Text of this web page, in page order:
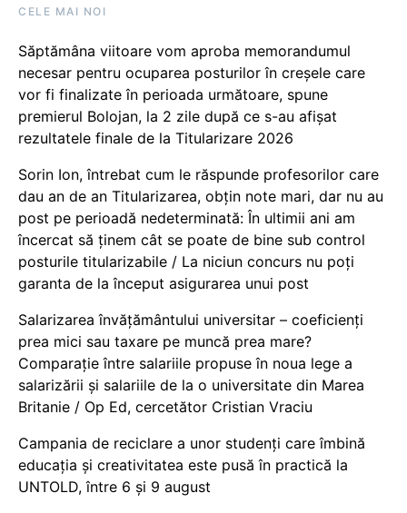
CELE MAI NOI
Săptămâna viitoare vom aproba memorandumul
necesar pentru ocuparea posturilor în creșele care
vor fi finalizate în perioada următoare, spune
premierul Bolojan, la 2 zile după ce s-au afișat
rezultatele finale de la Titularizare 2026
Sorin Ion, întrebat cum le răspunde profesorilor care
dau an de an Titularizarea, obțin note mari, dar nu au
post pe perioadă nedeterminată: În ultimii ani am
încercat să ținem cât se poate de bine sub control
posturile titularizabile / La niciun concurs nu poți
garanta de la început asigurarea unui post
Salarizarea învățământului universitar – coeficienți
prea mici sau taxare pe muncă prea mare?
Comparație între salariile propuse în noua lege a
salarizării și salariile de la o universitate din Marea
Britanie / Op Ed, cercetător Cristian Vraciu
Campania de reciclare a unor studenți care îmbină
educația și creativitatea este pusă în practică la
UNTOLD, între 6 și 9 august